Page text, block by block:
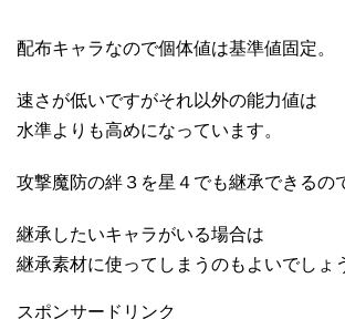
配布キャラなので個体値は基準値固定。
速さが低いですがそれ以外の能力値は
水準よりも高めになっています。
攻撃魔防の絆３を星４でも継承できるの
継承したいキャラがいる場合は
継承素材に使ってしまうのもよいでしょ
スポンサードリンク